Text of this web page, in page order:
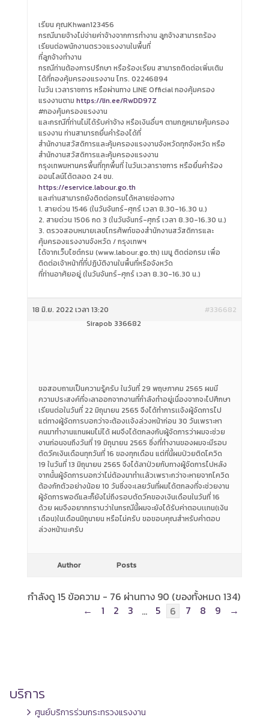
เรียน คุณKhwan123456
กรณีนายจ้างไม่จ่ายค่าจ้างจากการทำงาน ลูกจ้างสามารถร้อง
เรียนต่อพนักงานตรวจแรงงานในพื้นที่
ที่ลูกจ้างทำงาน
กรณีท่านต้องการปรึกษา หรือร้องเรียน สามารถติดต่อเพิ่มเติม
ได้ที่กองคุ้มครองแรงงาน โทร. 02246894
ในวัน เวลาราชการ หรือผ่านทาง LINE Official กองคุ้มครอง
แรงงานตาม https://lin.ee/RwDD97Z
#กองคุ้มครองแรงงาน
และกรณีที่ท่านไม่ได้รับค่าจ้าง หรือเงินอื่นๆ ตามกฎหมายคุ้มครอง
แรงงาน ท่านสามารถยื่นคำร้องได้ที่
สำนักงานสวัสดิการและคุ้มครองแรงงานจังหวัดทุกจังหวัด หรือ
สำนักงานสวัสดิการและคุ้มครองแรงงาน
กรุงเทพมหานครพื้นที่ทุกพื้นที่ ในวันเวลาราชการ หรือยื่นคำร้อง
ออนไลน์ได้ตลอด 24 ชม.
https://eservice.labour.go.th
และท่านสามารถยังติดต่อกรมได้หลายช่องทาง
1. สายด่วน 1546 (ในวันจันทร์-ศุกร์ เวลา 8.30-16.30 น.)
2. สายด่วน 1506 กด 3 (ในวันจันทร์-ศุกร์ เวลา 8.30-16.30 น.)
3. ตรวจสอบหมายเลขโทรศัพท์ของสำนักงานสวัสดิการและ
คุ้มครองแรงงานจังหวัด / กรุงเทพฯ
ได้จากเว็บไซต์กรม (www.labour.go.th) เมนู ติดต่อกรม เพื่อ
ติดต่อเจ้าหน้าที่ที่ปฏิบัติงานในพื้นที่หรือจังหวัด
ที่ท่านอาศัยอยู่ (ในวันจันทร์-ศุกร์ เวลา 8.30-16.30 น.)
18 มิ.ย. 2022 เวลา 13:20
#336682
Sirapob 336682
ขอสอบถามเป็นความรู้ครับ ในวันที่ 29 พฤษภาคม 2565 ผมมี
ความประสงค์ที่จะลาออกจากงานที่กำลังทำอยู่เนื่องจากจะไปศึกษา
เรียนต่อในวันที่ 22 มิถุนายน 2565 จึงได้ทำการเเจ้งผู้จัดการไป
แต่ทางผู้จัดการบอกว่าจะต้องเเจ้งล่วงหน้าก่อน 30 วันเพราะหา
คนมาทำงานแทนผมไม่ได้ ผมจึงได้ตกลงกับผู้จัดการว่าผมจะช่วย
งานก่อนจนถึงวันที่ 19 มิถุนายน 2565 ซึ่งที่ทำงานของผมจะมีรอบ
ตัดวีคเงินเดือนทุกวันที่ 16 ของทุกเดือน แต่ที่นี้ผมป่วยติดโควิด
19 ในวันที่ 13 มิถุนายน 2565 จึงได้ลาป่วยกับทางผู้จัดการไปหลัง
จากนั้นผู้จัดการบอกว่าไม่ต้องมาทำเเล้วเพราะกว่าจะหายจากโควิด
ต้องกักตัวอย่างน้อย 10 วันซึ่งจะเลยวันที่ผมได้ตกลงที่จะช่วยงาน
ผู้จัดการพอดีและก็ยังไม่ถึงรอบตัดวีคของเงินเดือนในวันที่ 16
ด้วย ผมจึงอยากทราบว่าในกรณีนี้ผมจะยังได้รับค่าตอบเเทน(เงิน
เดือน)ในเดือนมิถุนายน หรือไม่ครับ ขอขอบคุณสำหรับคำตอบ
ล่วงหน้านะครับ
Author Posts
กำลังดู 15 ข้อความ - 76 ผ่านทาง 90 (ของทั้งหมด 134)
←
1 2 3 … 5 6 7 8 9 →
บริการ
ศูนย์บริการร่วมกระทรวงแรงงาน